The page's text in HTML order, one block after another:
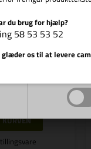
R E9028
14-polig
DKK
du brug for hjælp?
58 53 53 52
glæder os til at levere